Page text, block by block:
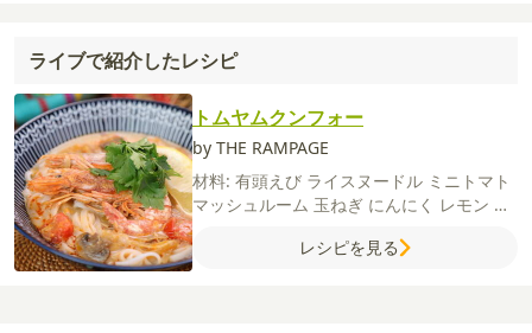
ライブで紹介したレシピ
トムヤムクンフォー
by THE RAMPAGE
材料: 有頭えび ライスヌードル ミニトマト
マッシュルーム 玉ねぎ にんにく レモン 牛
しょうゆ鶏がらスープの素
レシピを見る